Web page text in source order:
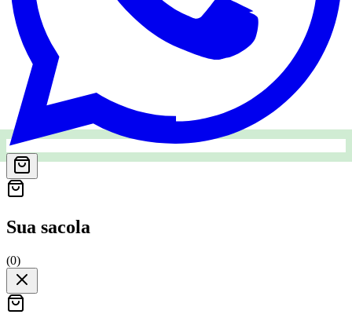
Sua sacola
(0)